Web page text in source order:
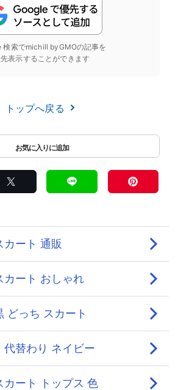
検索でmichill byGMOの記事を
表示することができます
トップへ戻る